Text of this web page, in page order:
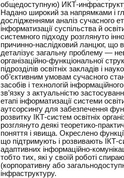
общедоступную) ИКТ-
Надано широкий за напрямками і
дослідженнями аналіз сучасного
інформатизації суспільства й
системного підходу розглянуто
причинно-наслідковий ланцюг, що
деталізує загальну проблему —
організаційно-функціональної
підрозділів освітніх закладів і
об’єктивним умовам сучасного
засобів і технологій
зв’язку з актуальністю
етапі інформатизації системи
аутсорсингу для забезпечення
розвитку ІКТ-систем освітніх
розглянуто деякі теоретико-
поняття і явища. Окреслено функції
що підтримують і розвивають ІКТ-
адаптивних інформаційно-
тобто тих, які у своїй роботі
(корпоративну або
інфраструктуру.